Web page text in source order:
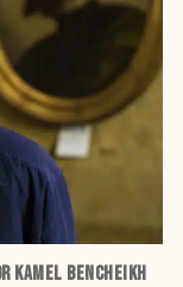
KAMEL BENCHEIKH